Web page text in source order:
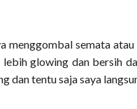
menggombal semata
glowing dan bersih
dan tentu saja saya